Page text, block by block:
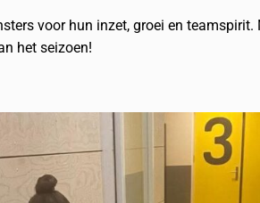
voor hun inzet, groei en
het seizoen!